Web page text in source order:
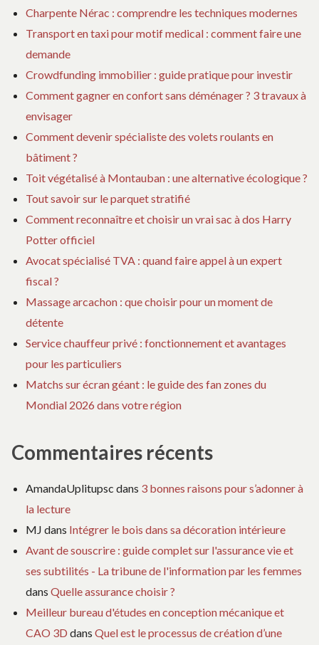
Charpente Nérac : comprendre les techniques modernes
Transport en taxi pour motif medical : comment faire une
demande
Crowdfunding immobilier : guide pratique pour investir
Comment gagner en confort sans déménager ? 3 travaux à
envisager
Comment devenir spécialiste des volets roulants en
bâtiment ?
Toit végétalisé à Montauban : une alternative écologique ?
Tout savoir sur le parquet stratifié
Comment reconnaître et choisir un vrai sac à dos Harry
Potter officiel
Avocat spécialisé TVA : quand faire appel à un expert
fiscal ?
Massage arcachon : que choisir pour un moment de
détente
Service chauffeur privé : fonctionnement et avantages
pour les particuliers
Matchs sur écran géant : le guide des fan zones du
Mondial 2026 dans votre région
Commentaires récents
AmandaUplitupsc dans 3 bonnes raisons pour s’adonner à
la lecture
MJ dans Intégrer le bois dans sa décoration intérieure
Avant de souscrire : guide complet sur l'assurance vie et
ses subtilités - La tribune de l'information par les femmes
dans Quelle assurance choisir ?
Meilleur bureau d'études en conception mécanique et
CAO 3D dans Quel est le processus de création d’une